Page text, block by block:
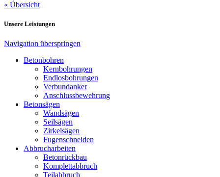
« Übersicht
Unsere Leistungen
Navigation überspringen
Betonbohren
Kernbohrungen
Endlosbohrungen
Verbundanker
Anschlussbewehrung
Betonsägen
Wandsägen
Seilsägen
Zirkelsägen
Fugenschneiden
Abbrucharbeiten
Betonrückbau
Komplettabbruch
Teilabbruch